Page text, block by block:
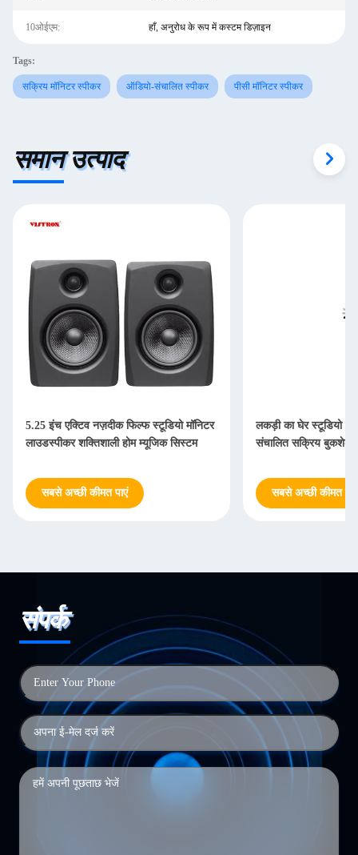
10ओईएम: हाँ, अनुरोध के रूप में कस्टम डिज़ाइन
Tags:
सक्रिय मॉनिटर स्पीकर ऑडियो-संचालित स्पीकर पीसी मॉनिटर स्पीकर
समान उत्पाद
5.25 इंच एक्टिव नज़दीक फिल्फ स्टूडियो मॉनिटर
लाउडस्पीकर शक्तिशाली होम म्यूजिक सिस्टम
सबसे अच्छी कीमत पाएं
लकड़ी का घेर स्टूडियो
संचालित सक्रिय बुकशेल्फ
सबसे अच्छी कीमत पाएं
संपर्क